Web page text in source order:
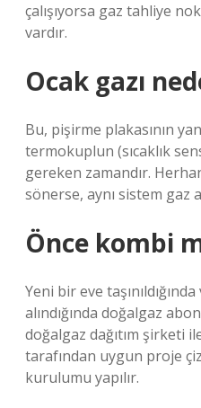
çalışıyorsa gaz tahliye
vardır.
Ocak gazı
Bu, pişirme plakasının
termokuplun (sıcaklık
gereken zamandır.
sönerse, aynı sistem gaz
Önce kombi
Yeni bir eve
alındığında doğalgaz
doğalgaz dağıtım şirketi
tarafından uygun proje
kurulumu yapılır.